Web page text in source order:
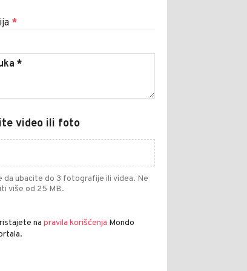
*
video ili foto
da ubacite do 3 fotografije ili videa. Ne
više od 25 MB.
na pravila korišćenja Mondo